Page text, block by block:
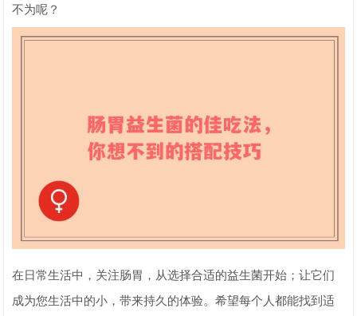
不为呢？
在日常生活中，关注肠胃，从选择合适的益生菌开始；让它们
成为您生活中的小，带来持久的体验。希望每个人都能找到适